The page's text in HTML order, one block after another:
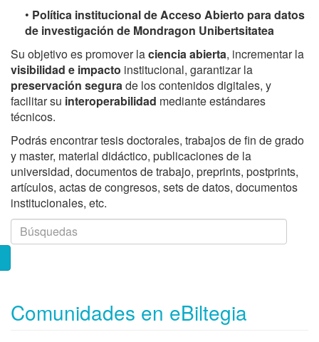
• Política institucional de Acceso Abierto para datos
de investigación de Mondragon Unibertsitatea
Su objetivo es promover laciencia abierta, incrementar la
visibilidad e impacto institucional, garantizar la
preservación segurade los contenidos digitales, y
facilitar su interoperabilidad mediante estándares
técnicos.
Podrás encontrar tesis doctorales, trabajos de fin de grado
y master, material didáctico, publicaciones de la
universidad, documentos de trabajo, preprints, postprints,
artículos, actas de congresos, sets de datos, documentos
institucionales, etc.
Comunidades en eBiltegia